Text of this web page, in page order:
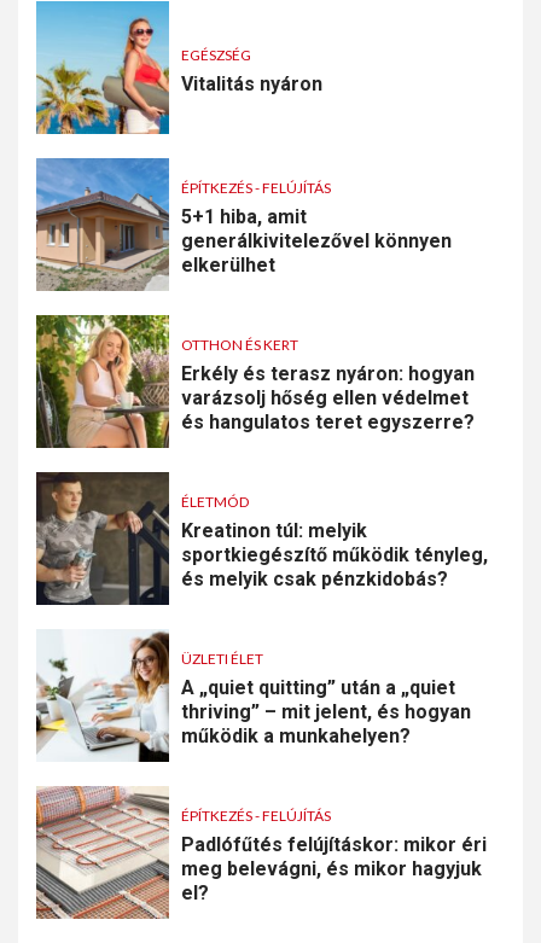
EGÉSZSÉG
Vitalitás nyáron
ÉPÍTKEZÉS - FELÚJÍTÁS
5+1 hiba, amit
generálkivitelezővel könnyen
elkerülhet
OTTHON ÉS KERT
Erkély és terasz nyáron: hogyan
varázsolj hőség ellen védelmet
és hangulatos teret egyszerre?
ÉLETMÓD
Kreatinon túl: melyik
sportkiegészítő működik tényleg,
és melyik csak pénzkidobás?
ÜZLETI ÉLET
A „quiet quitting” után a „quiet
thriving” – mit jelent, és hogyan
működik a munkahelyen?
ÉPÍTKEZÉS - FELÚJÍTÁS
Padlófűtés felújításkor: mikor éri
meg belevágni, és mikor hagyjuk
el?